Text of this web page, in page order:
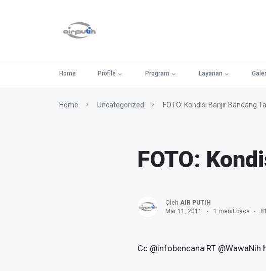
Home Profile Program Layanan
Home Uncategorized FOTO: Kondisi Banjir Bandang
FOTO:
Oleh AIR PUTIH
Mar 11, 2011
1 menit baca
Cc @infobencana RT